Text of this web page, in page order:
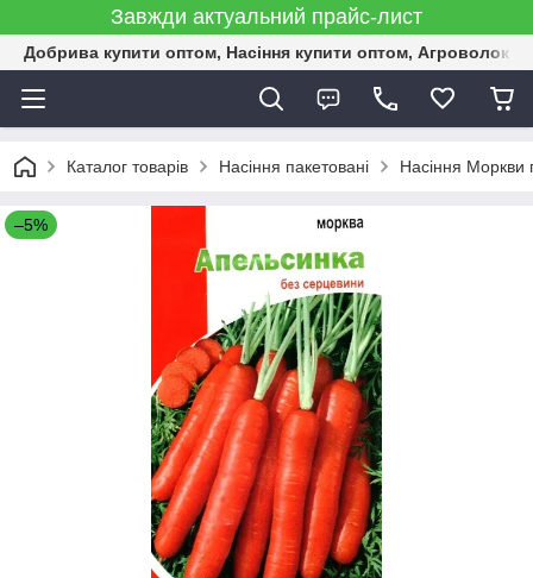
Завжди актуальний прайс-лист
Добрива купити оптом, Насіння купити оптом,
Каталог товарів Насіння пакетовані Насіння Моркви
–5%